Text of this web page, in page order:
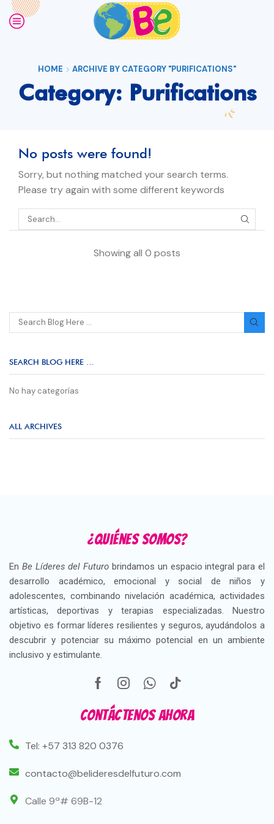
HOME ARCHIVE BY CATEGORY "PURIFICATIONS"
Category: Purifications
No posts were found!
Sorry, but nothing matched your search terms.
Please try again with some different keywords
Showing all 0 posts
SEARCH BLOG HERE …
No hay categorías
ALL ARCHIVES
¿Quiénes somos?
En Be Líderes del Futuro brindamos un espacio integral para el
desarrollo académico, emocional y social de niños y
adolescentes, combinando nivelación académica, actividades
artísticas, deportivas y terapias especializadas. Nuestro
objetivo es formar líderes resilientes y seguros, ayudándolos a
descubrir y potenciar su máximo potencial en un ambiente
inclusivo y estimulante.
Contáctenos ahora
Tel: +57 313 820 0376
contacto@belideresdelfuturo.com
Calle 9ª# 69B-12